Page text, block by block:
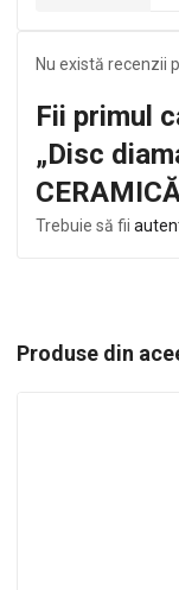
Nu există recenzii
Fii primul
„Disc
Trebuie să fii
Produse din